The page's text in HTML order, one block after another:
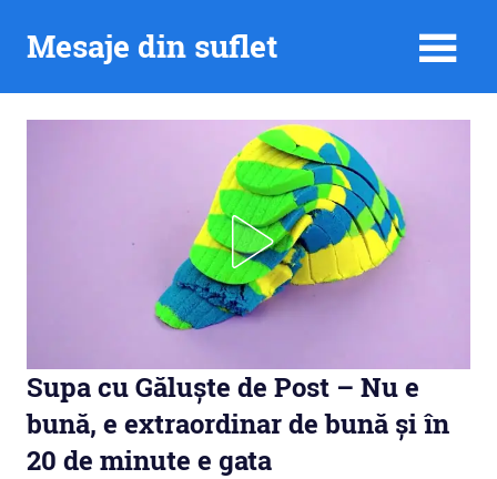
Mesaje din suflet
Supa cu Găluște de Post – Nu e
bună, e extraordinar de bună și în
20 de minute e gata